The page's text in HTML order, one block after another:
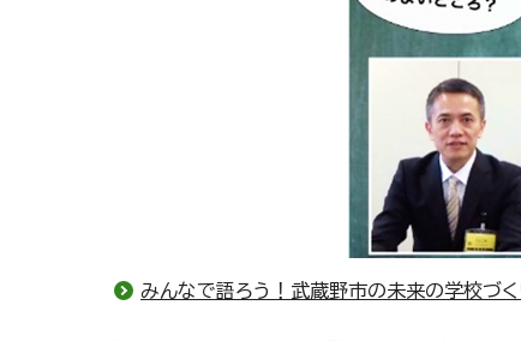
みんなで語ろう！武蔵野市の未来の学校づ